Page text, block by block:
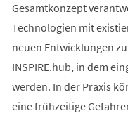
Gesamtkonzept
Technologien mit
neuen Entwicklungen
INSPIRE.hub, in dem
werden. In der Praxis
eine frühzeitige